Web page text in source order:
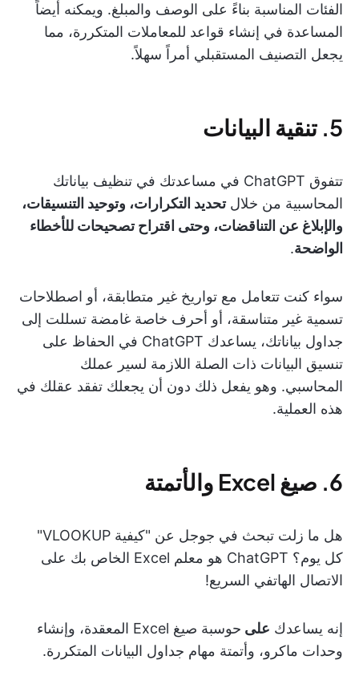
الفئات المناسبة بناءً على الوصف والمبلغ. ويمكنه أيضاً
المساعدة في إنشاء قواعد للمعاملات المتكررة، مما
يجعل التصنيف المستقبلي أمراً سهلاً.
5. تنقية البيانات
تتفوق ChatGPT في مساعدتك في تنظيف بياناتك
المحاسبية من خلالتحديد التكرارات، وتوحيد التنسيقات،
والإبلاغ عن التناقضات، وحتى اقتراح تصحيحات للأخطاء
الواضحة.
سواء كنت تتعامل مع تواريخ غير متطابقة، أو اصطلاحات
تسمية غير متناسقة، أو أحرف خاصة غامضة تسللت إلى
جداول بياناتك، يساعدك ChatGPT في الحفاظ على
تنسيق البيانات ذات الصلة اللازمة لسير عملك
المحاسبي. وهو يفعل ذلك دون أن يجعلك تفقد عقلك في
هذه العملية.
6. صيغ Excel والأتمتة
هل ما زلت تبحث في جوجل عن "كيفية VLOOKUP"
كل يوم؟ ChatGPT هو معلم Excel الخاص بك على
الاتصال الهاتفي السريع!
إنه يساعدك على
حوسبة صيغ Excel المعقدة، وإنشاء
وحدات ماكرو، وأتمتة مهام جداول البيانات المتكررة.